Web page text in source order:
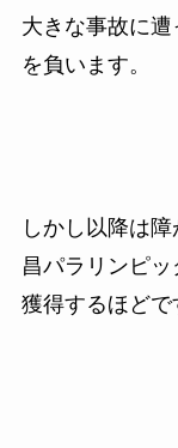
大きな事故に
を負います。
しかし以降は
昌パラリンピ
獲得するほどで